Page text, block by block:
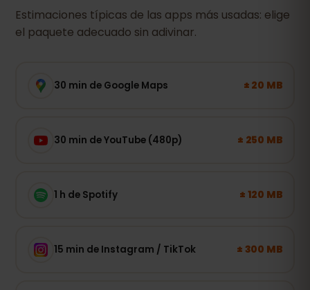
Estimaciones típicas de las apps más usadas: elige
el paquete adecuado sin adivinar.
30 min de Google Maps ± 20 MB
30 min de YouTube (480p) ± 250 MB
1 h de Spotify ± 120 MB
15 min de Instagram / TikTok ± 300 MB